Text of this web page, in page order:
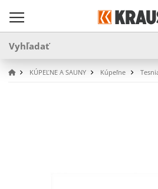
KÚPEĽNE A SAUNY Kúpeľne